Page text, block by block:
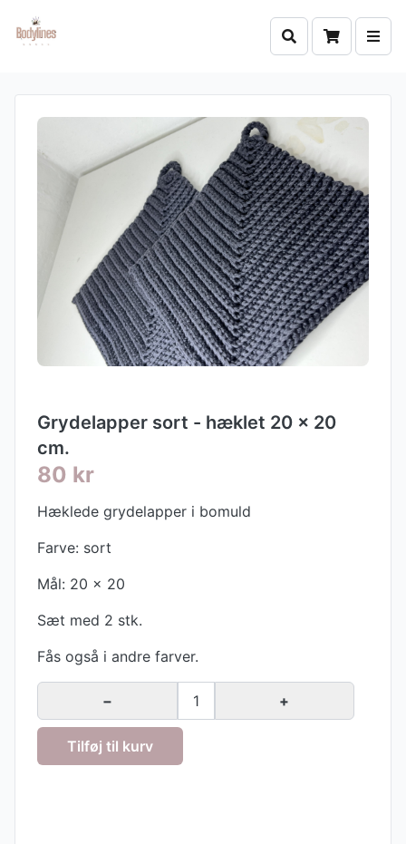
Grydelapper sort - hæklet 20 x 20
cm.
80 kr
Hæklede grydelapper i bomuld
Farve: sort
Mål: 20 x 20
Sæt med 2 stk.
Fås også i andre farver.
− 1 +
Tilføj til kurv